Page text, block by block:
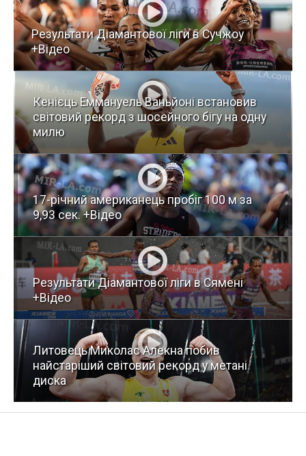
Результати Діамантової ліги в Сучжоу
+Відео
Кенієць Еммануель Ваньйоні встановив
світовий рекорд з шосейного бігу на одну
милю
17-річний американець пробіг 100 м за
9,93 сек. +Відео
Результати Діамантової ліги в Сямені
+Відео
Литовець Миколас Алекна побив
найстаріший світовий рекорд у метані
диска